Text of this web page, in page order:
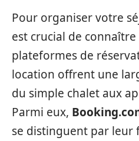
Pour organiser votre
est crucial de
plateformes de
location offrent une
du simple chalet aux
Parmi eux,
se distinguent par leur